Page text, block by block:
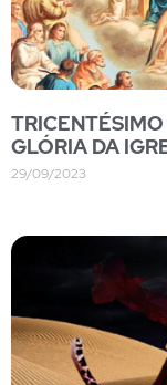
GLÓRIA DA
29/09/2023